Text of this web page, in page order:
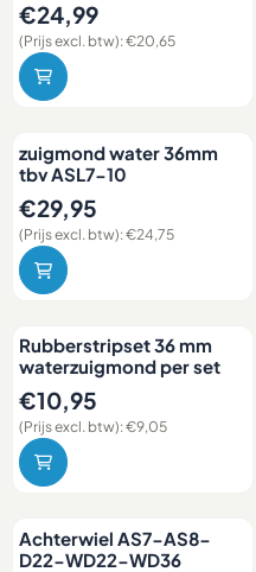
Prijs: 24,99, exclusief btw:
€24,99
(Prijs excl. btw):€20,65
zuigmond water 36mm
tbv ASL7-10
Prijs: 29,95, exclusief btw:
€29,95
(Prijs excl. btw):€24,75
Rubberstripset 36 mm
waterzuigmond per set
Prijs: 10,95, exclusief btw:
€10,95
(Prijs excl. btw):€9,05
Achterwiel AS7-AS8-
D22-WD22-WD36